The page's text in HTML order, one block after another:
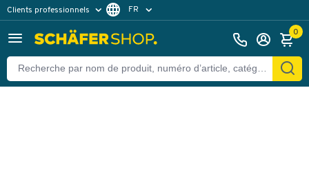
Clients professionnels
Clients particuliers
FR
0
Retour